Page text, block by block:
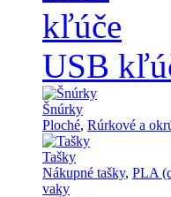
USB
Šnúrky
Ploché, Rúrkové a
Tašky
Nákupné tašky, PLA
vaky